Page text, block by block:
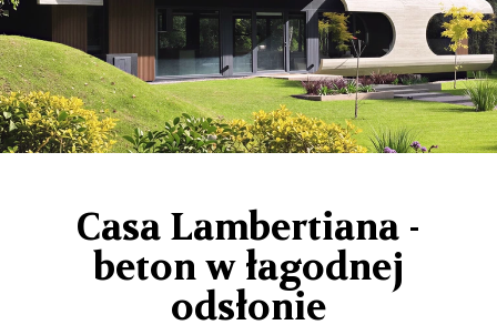
Casa Lambertiana -
beton w łagodnej
odsłonie